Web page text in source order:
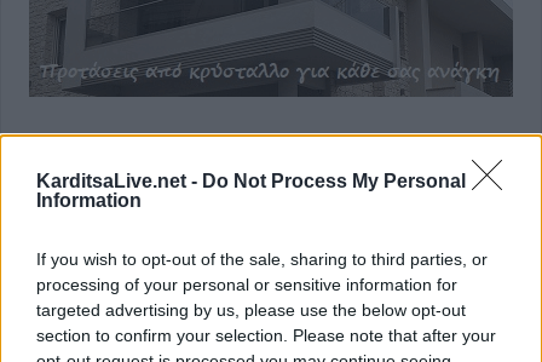
KarditsaLive.net - Do Not Process My Personal
Information
If you wish to opt-out of the sale, sharing to third parties, or
processing of your personal or sensitive information for
targeted advertising by us, please use the below opt-out
section to confirm your selection. Please note that after your